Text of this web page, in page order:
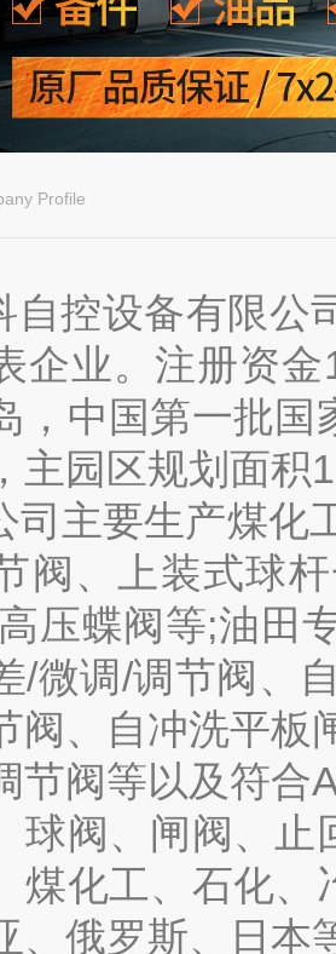
Profile
自控设备有限公
企业。注册资金
，中国第一批
主园区规划面积
司主要生产煤化
阀、上装式球
压蝶阀等;油田
/微调/调节阀、
阀、自冲洗平板
节阀等以及符合
球阀、闸阀、
煤化工、石化
、俄罗斯、日本